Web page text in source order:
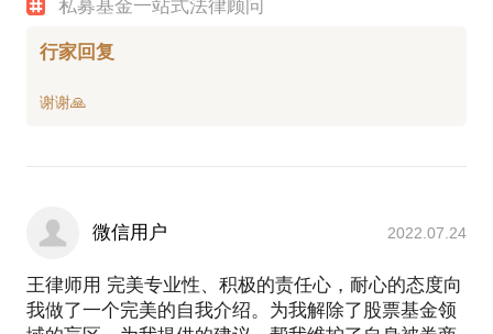
私募基金一站式法律顾问
行家回复
微信用户 2022.07.24
王律师用 完美专业性、积极的责任心，耐心的态度向
我做了一个完美的自我介绍。为我解除了股票基金领